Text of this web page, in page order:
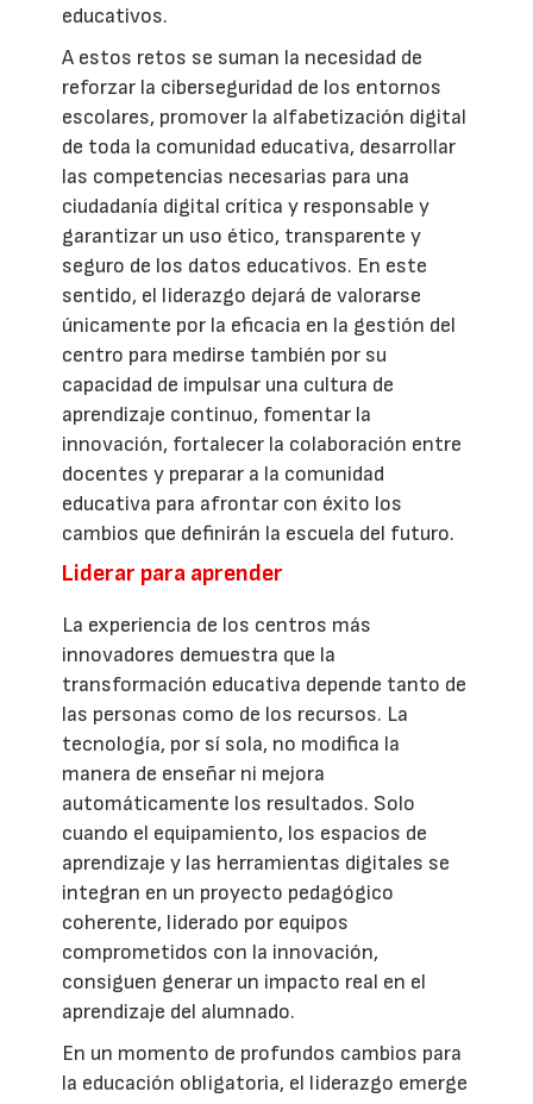
educativos.
A estos retos se suman la necesidad de
reforzar la ciberseguridad de los entornos
escolares, promover la alfabetización digital
de toda la comunidad educativa, desarrollar
las competencias necesarias para una
ciudadanía digital crítica y responsable y
garantizar un uso ético, transparente y
seguro de los datos educativos. En este
sentido, el liderazgo dejará de valorarse
únicamente por la eficacia en la gestión del
centro para medirse también por su
capacidad de impulsar una cultura de
aprendizaje continuo, fomentar la
innovación, fortalecer la colaboración entre
docentes y preparar a la comunidad
educativa para afrontar con éxito los
cambios que definirán la escuela del futuro.
Liderar para aprender
La experiencia de los centros más
innovadores demuestra que la
transformación educativa depende tanto de
las personas como de los recursos. La
tecnología, por sí sola, no modifica la
manera de enseñar ni mejora
automáticamente los resultados. Solo
cuando el equipamiento, los espacios de
aprendizaje y las herramientas digitales se
integran en un proyecto pedagógico
coherente, liderado por equipos
comprometidos con la innovación,
consiguen generar un impacto real en el
aprendizaje del alumnado.
En un momento de profundos cambios para
la educación obligatoria, el liderazgo emerge